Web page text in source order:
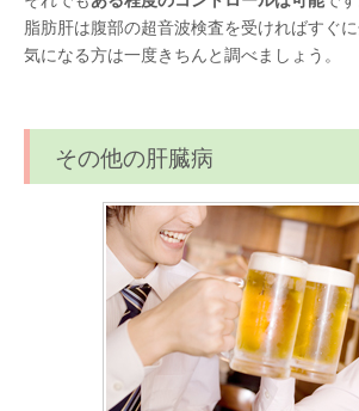
脂肪肝は腹部の超音波検査を受ければすぐに
気になる方は一度きちんと調べましょう。
その他の肝臓病